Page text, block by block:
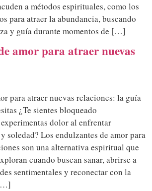
a métodos espirituales, como los
para atraer la abundancia, buscando
y guía durante momentos de […]
amor para atraer nuevas
para atraer nuevas relaciones: la guía
¿Te sientes bloqueado
dolor al enfrentar
soledad? Los endulzantes de amor para
son una alternativa espiritual que
cuando buscan sanar, abrirse a
sentimentales y reconectar con la